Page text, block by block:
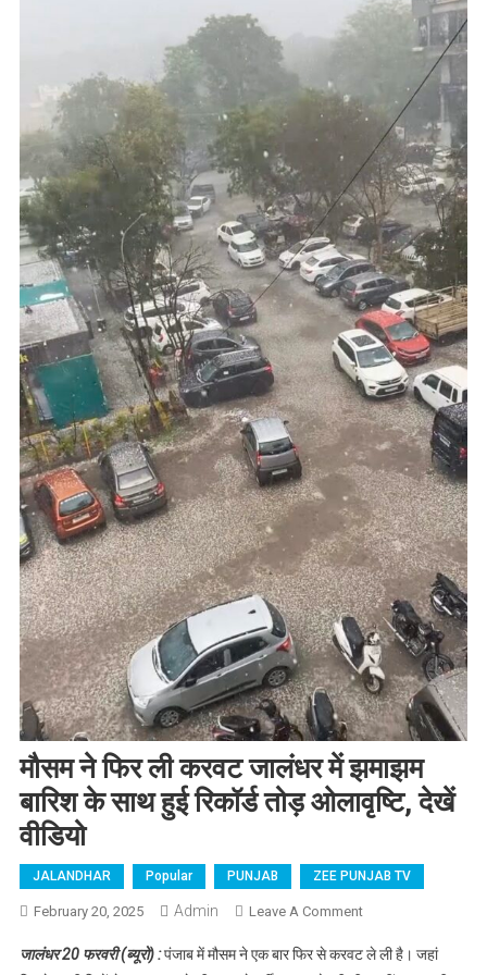
मौसम ने फिर ली करवट जालंधर में झमाझम
बारिश के साथ हुई रिकॉर्ड तोड़ ओलावृष्टि, देखें
वीडियो
JALANDHAR Popular PUNJAB ZEE PUNJAB TV
February 20, 2025 Admin Leave A CommentOn मौसम ने फिर ली
झमाझम बारिश के
जालंधर 20 फरवरी (ब्यूरो) :पंजाब में मौसम ने एक बार फिर से करवट ले ली है। जहां